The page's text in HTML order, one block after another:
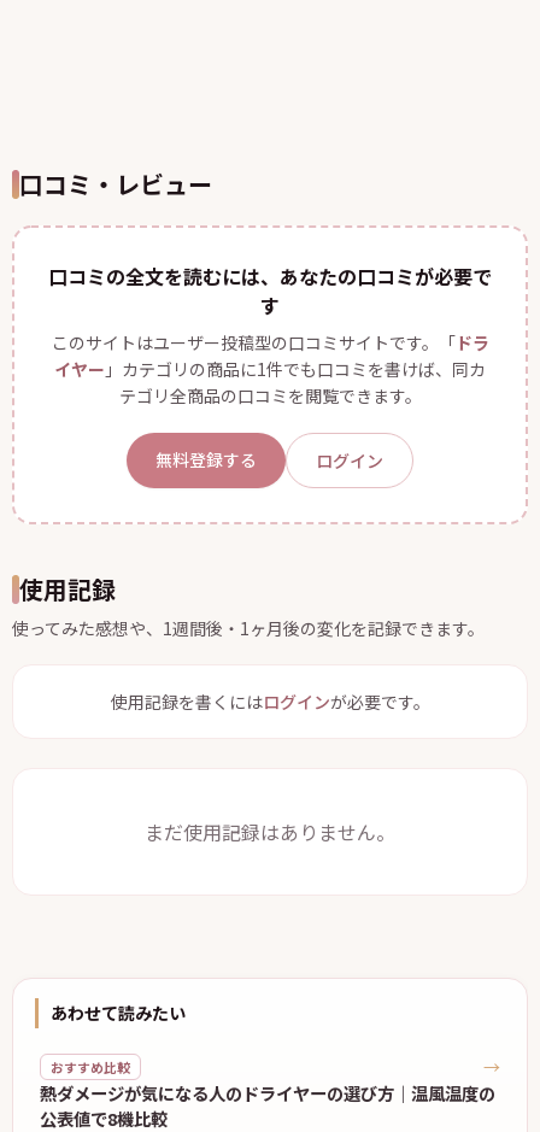
口コミ・レビュー
口コミの全文を読むには、あなたの口コミが必要で
す
このサイトはユーザー投稿型の口コミサイトです。「ドラ
イヤー 」カテゴリの商品に1件でも口コミを書けば、同カ
テゴリ全商品の口コミを閲覧できます。
無料登録する ログイン
使用記録
使ってみた感想や、1週間後・1ヶ月後の変化を記録できます。
使用記録を書くにはログインが必要です。
まだ使用記録はありません。
あわせて読みたい
おすすめ比較
熱ダメージが気になる人のドライヤーの選び方｜温風温度の
公表値で8機比較
→